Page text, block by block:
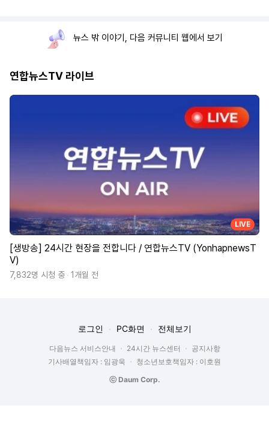
뉴스 밖 이야기, 다음 커뮤니티 웹에서 보기
연합뉴스TV 라이브
LIVE
[생방송] 24시간 현장을 전합니다 / 연합뉴스TV (YonhapnewsT
V)
7,832명 시청 중 1개월 전
로그인 PC화면 전체보기
다음뉴스 서비스안내 24시간 뉴스센터
공지사항
기사배열책임자 : 임광욱
청소년보호책임자 : 이호원
ⓒ Daum Corp.